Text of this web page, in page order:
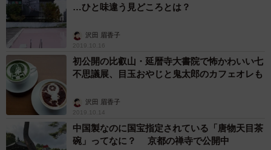
…ひと味違う見どころとは？
沢田 眉香子
2019.10.16
初公開の比叡山・延暦寺大書院で怖かわいい七
不思議展、目玉おやじと鬼太郎のカフェオレも
沢田 眉香子
2019.10.14
中国製なのに国宝指定されている「唐物天目茶
碗」ってなに？ 京都の禅寺で公開中